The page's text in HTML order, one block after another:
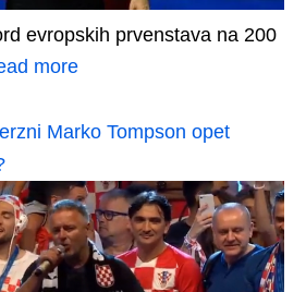
evropskih prvenstava na 200
more
Marko Tompson opet